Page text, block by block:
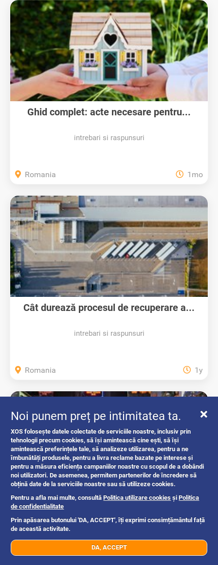
07xx xxx xxx Trimite mesaj
Ghid complet: acte necesare pentru...
intrebari si raspunsuri
Romania 1mo
Cât durează procesul de recuperare a...
intrebari si raspunsuri
Romania 1y
Fă-ți anunțul să iasă în evidență pe XOS!
Noi punem preț pe intimitatea ta.
XOS folosește datele colectate de serviciile noastre, inclusiv prin
tehnologii precum cookies, să își amintească cine ești, să își
amintească preferințele tale, să analizeze utilizarea, pentru a ne
îmbunătăți produsele, pentru a livra reclame bazate pe interese și
pentru a măsura eficiența campaniilor noastre cu scopul de a dobândi
noi utilizatori. De asemenea, permitem partenerilor de încredere să
obțină date de la serviciile noastre sau să utilizeze cookies.
Pentru a afla mai multe, consultăPolitica utilizare cookies șiPolitica
de confidentialitate
Prin apăsarea butonului 'DA, ACCEPT', îți exprimi consimțământul față
de această activitate.
DA, ACCEPT